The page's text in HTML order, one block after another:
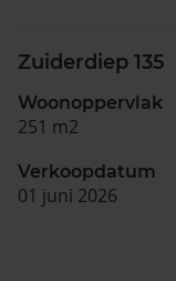
Zuiderdiep 135
Woonoppervlak
251 m2
Verkoopdatum
01 juni 2026